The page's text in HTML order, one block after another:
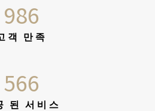
986
객 만족
566
된 서비스